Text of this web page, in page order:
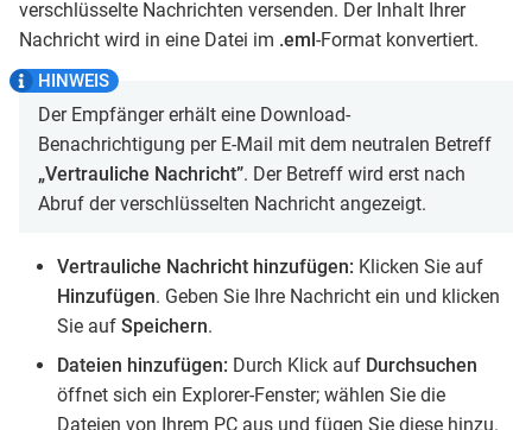
verschlüsselte Nachrichten versenden. Der Inhalt Ihrer
Nachricht wird in eine Datei im .eml-Format konvertiert.
Der Empfänger erhält eine Download-
Benachrichtigung per E-Mail mit dem neutralen Betreff
„Vertrauliche Nachricht”. Der Betreff wird erst nach
Abruf der verschlüsselten Nachricht angezeigt.
Vertrauliche Nachricht hinzufügen: Klicken Sie auf
Hinzufügen. Geben Sie Ihre Nachricht ein und klicken
Sie auf Speichern.
Dateien hinzufügen: Durch Klick auf Durchsuchen
öffnet sich ein Explorer-Fenster; wählen Sie die
Dateien von Ihrem PC aus und fügen Sie diese hinzu.